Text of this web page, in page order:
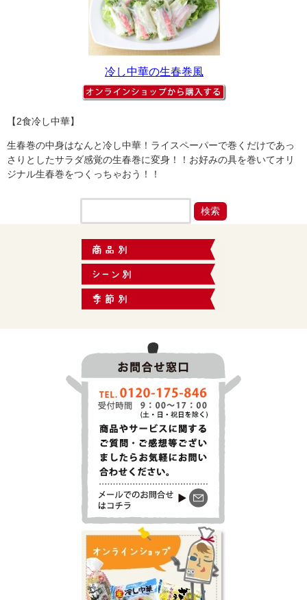
冷し中華の生春巻風
【2食冷し中華】
生春巻の中身はなんと冷し中華！ライスペーパーで巻くだけであっ
さりとしたサラダ感覚の生春巻に変身！！お好みの具を巻いてオリ
ジナル生春巻をつくっちゃおう！！